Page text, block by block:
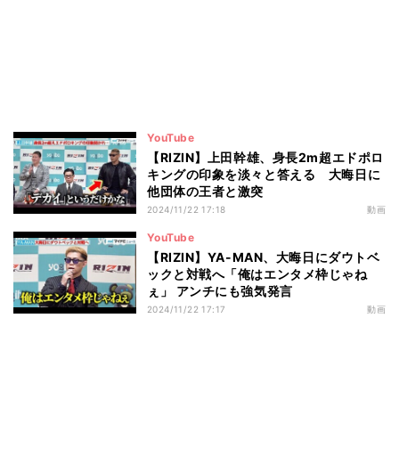
YouTube
【RIZIN】上田幹雄、身長2m超エドポロ
キングの印象を淡々と答える 大晦日に
他団体の王者と激突
2024/11/22 17:18 動画
YouTube
【RIZIN】YA-MAN、大晦日にダウトベ
ックと対戦へ「俺はエンタメ枠じゃね
ぇ」 アンチにも強気発言
2024/11/22 17:17 動画